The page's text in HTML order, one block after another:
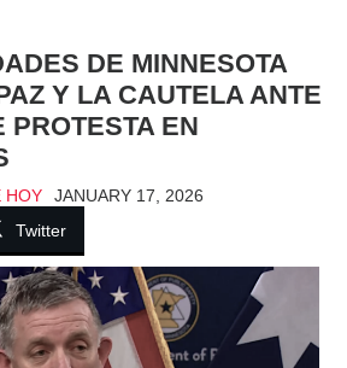
DE MINNESOTA
Y LA CAUTELA ANTE
PROTESTA EN
HOY
JANUARY 17, 2026
Twitter